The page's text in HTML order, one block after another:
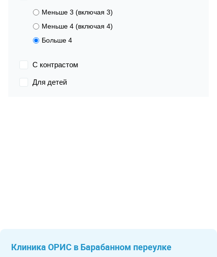
Меньше 3 (включая 3)
Меньше 4 (включая 4)
Больше 4
С контрастом
Для детей
Клиника ОРИС в Барабанном переулке